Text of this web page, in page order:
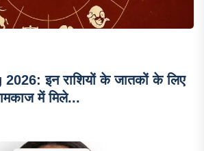
इन राशियों के जातकों के लिए
में मिले...